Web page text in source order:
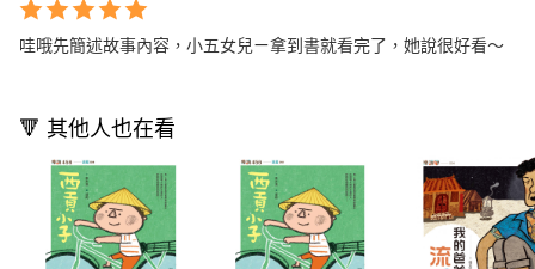
哇哦先簡述故事內容，小五女兒ㄧ拿到書就看完了，她說很好看～
🔻 其他人也在看